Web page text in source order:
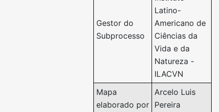
Gestor do
Subprocesso
Latino-
Americano de
Ciências da
Vida e da
Natureza -
ILACVN
Mapa
elaborado por
Arcelo Luis
Pereira